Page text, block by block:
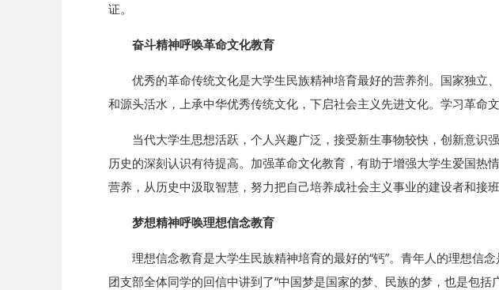
证。
奋斗精神呼唤革命文化教育
优秀的革命传统文化是大学生民族精神培育最好的营养剂。国家独立
和源头活水，上承中华优秀传统文化，下启社会主义先进文化。学习革命
当代大学生思想活跃，个人兴趣广泛，接受新生事物较快，创新意
历史的深刻认识有待提高。加强革命文化教育，有助于增强大学生爱国
营养，从历史中汲取智慧，努力把自己培养成社会主义事业的建设者和接班
梦想精神呼唤理想信念教育
理想信念教育是大学生民族精神培育的最好的“钙”。青年人的理想信
团支部全体同学的回信中讲到了“中国梦是国家的梦、民族的梦，也是包